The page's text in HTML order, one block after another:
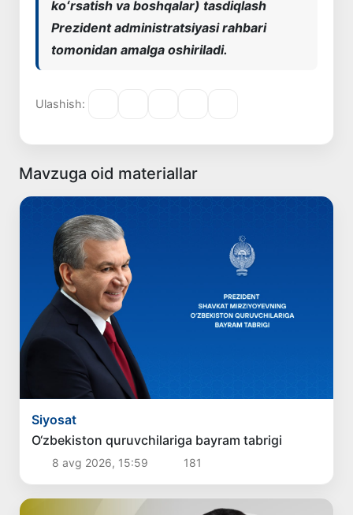
koʻrsatish va boshqalar) tasdiqlash
Prezident administratsiyasi rahbari
tomonidan amalga oshiriladi.
Ulashish:
Mavzuga oid materiallar
Siyosat
O‘zbekiston quruvchilariga bayram tabrigi
8 avg 2026, 15:59 181